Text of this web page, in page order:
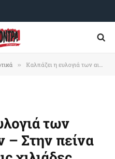
» Καλπάζει η ευλογιά των αιγοπροβάτων – Στην πείνα πάνω από τρεις χιλιάδες κτηνοτρόφοι
των
– Στην πείνα